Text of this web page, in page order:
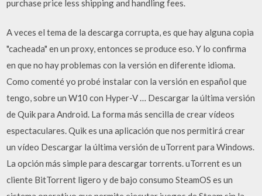
purchase price less shipping and handling fees.
A veces el tema de la descarga corrupta, es que hay alguna copia
"cacheada" en un proxy, entonces se produce eso. Y lo confirma
en que no hay problemas con la versión en diferente idioma.
Como comenté yo probé instalar con la versión en español que
tengo, sobre un W10 con Hyper-V … Descargar la última versión
de Quik para Android. La forma más sencilla de crear vídeos
espectaculares. Quik es una aplicación que nos permitirá crear
un vídeo Descargar la última versión de uTorrent para Windows.
La opción más simple para descargar torrents. uTorrent es un
cliente BitTorrent ligero y de bajo consumo SteamOS es un